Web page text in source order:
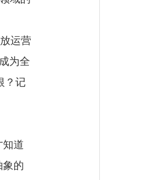
运营
为全
？记
知道
象的